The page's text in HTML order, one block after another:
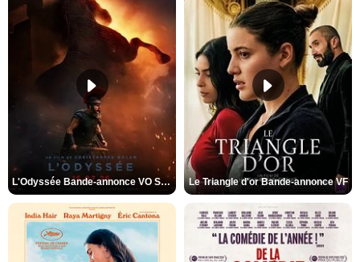
L'Odyssée Bande-annonce VO STFR Le Triangle d'or Bande-annonce VF